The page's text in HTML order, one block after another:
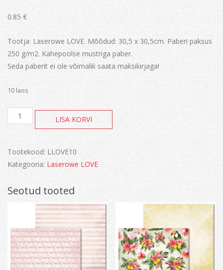
0.85 €
Tootja: Laserowe LOVE. Mõõdud: 30,5 x 30,5cm. Paberi paksus
250 g/m2. Kahepoolse mustriga paber.
Seda paberit ei ole võimalik saata maksikirjaga!
10 laos
Arctic
Sweeties
LISA KORVI
Tootekood: LLOVE10
Kategooria: Laserowe LOVE
Seotud tooted